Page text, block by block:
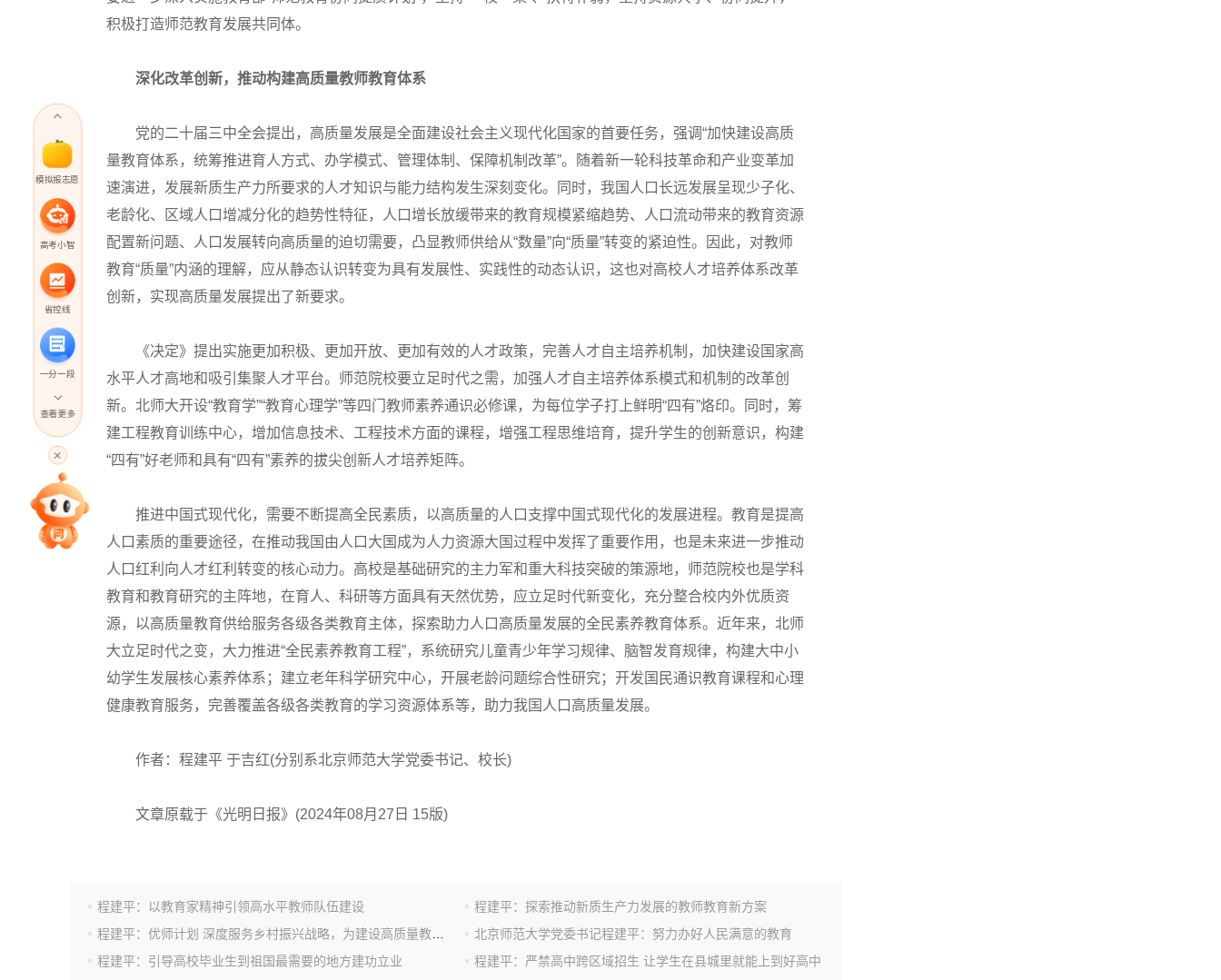
积极打造师范教育发展共同体。
深化改革创新，推动构建高质量教师教育体系
党的二十届三中全会提出，高质量发展是全面建设社会主义现代化国家的首要任务，强调“加快建设高质
量教育体系，统筹推进育人方式、办学模式、管理体制、保障机制改革”。随着新一轮科技革命和产业变革加
速演进，发展新质生产力所要求的人才知识与能力结构发生深刻变化。同时，我国人口长远发展呈现少子化、
老龄化、区域人口增减分化的趋势性特征，人口增长放缓带来的教育规模紧缩趋势、人口流动带来的教育资源
配置新问题、人口发展转向高质量的迫切需要，凸显教师供给从“数量”向“质量”转变的紧迫性。因此，对教师
教育“质量”内涵的理解，应从静态认识转变为具有发展性、实践性的动态认识，这也对高校人才培养体系改革
创新，实现高质量发展提出了新要求。
《决定》提出实施更加积极、更加开放、更加有效的人才政策，完善人才自主培养机制，加快建设国家高
水平人才高地和吸引集聚人才平台。师范院校要立足时代之需，加强人才自主培养体系模式和机制的改革创
新。北师大开设“教育学”“教育心理学”等四门教师素养通识必修课，为每位学子打上鲜明“四有”烙印。同时，筹
建工程教育训练中心，增加信息技术、工程技术方面的课程，增强工程思维培育，提升学生的创新意识，构建
“四有”好老师和具有“四有”素养的拔尖创新人才培养矩阵。
推进中国式现代化，需要不断提高全民素质，以高质量的人口支撑中国式现代化的发展进程。教育是提高
人口素质的重要途径，在推动我国由人口大国成为人力资源大国过程中发挥了重要作用，也是未来进一步推动
人口红利向人才红利转变的核心动力。高校是基础研究的主力军和重大科技突破的策源地，师范院校也是学科
教育和教育研究的主阵地，在育人、科研等方面具有天然优势，应立足时代新变化，充分整合校内外优质资
源，以高质量教育供给服务各级各类教育主体，探索助力人口高质量发展的全民素养教育体系。近年来，北师
大立足时代之变，大力推进“全民素养教育工程”，系统研究儿童青少年学习规律、脑智发育规律，构建大中小
幼学生发展核心素养体系；建立老年科学研究中心，开展老龄问题综合性研究；开发国民通识教育课程和心理
健康教育服务，完善覆盖各级各类教育的学习资源体系等，助力我国人口高质量发展。
作者：程建平 于吉红(分别系北京师范大学党委书记、校长)
文章原载于《光明日报》(2024年08月27日 15版)
程建平：以教育家精神引领高水平教师队伍建设
程建平：探索推动新质生产力发展的教师教育新方案
北京师范大学党委书记程建平：努力办好人民满意的教育
程建平：引导高校毕业生到祖国最需要的地方建功立业
程建平：严禁高中跨区域招生 让学生在县城里就能上到好高中
模拟报志愿
高考小智
省控线
一分一段
高考直播
专家指导课
查看更多